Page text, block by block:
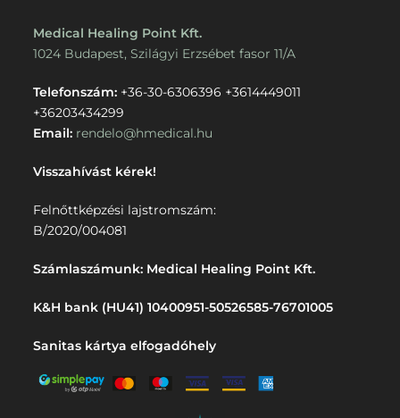
Medical Healing Point Kft.
1024 Budapest, Szilágyi Erzsébet fasor 11/A
Telefonszám: +36-30-6306396 +3614449011
+36203434299
Email: rendelo@hmedical.hu
Visszahívást kérek!
Felnőttképzési lajstromszám:
B/2020/004081
Számlaszámunk: Medical Healing Point Kft.
K&H bank (HU41) 10400951-50526585-76701005
Sanitas kártya elfogadóhely